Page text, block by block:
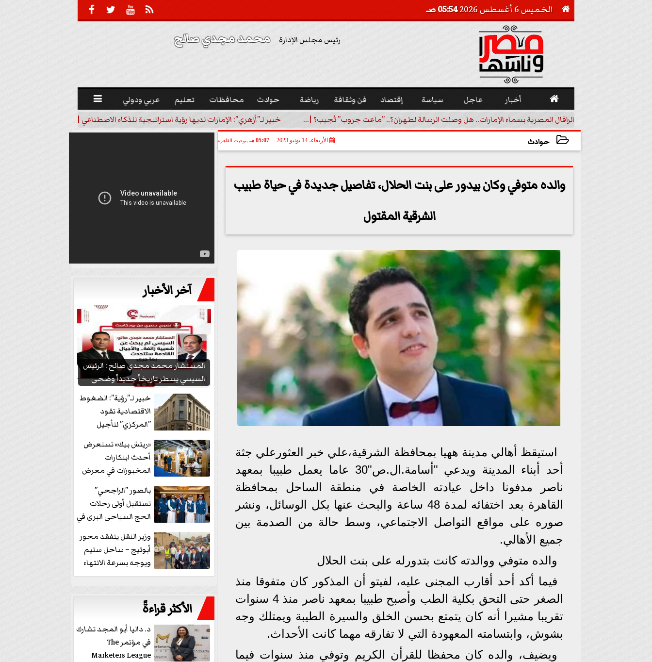
  

 الخميس 6 أغسطس 2026 05:54 صـ
رئيس مجلس الإدارة محمد مجدي صالح
 أخبار عاجل سياسة إقتصاد فن وثقافة رياضة حوادث محافظات تعليم عربي ودولي 
الرافال المصرية بسماء الإمارات.. هل وصلت الرسالة لطهران؟.. ”ماعت جروب” تُجيب؟ |... خبير لـ”أزهري”: الإمارات لديها رؤية استراتيجية للذكاء الاصطناعي | فيديو
حوادث الأربعاء، 14 يونيو 2023 05:07 مـ بتوقيت القاهرة
والده متوفي وكان بيدور على بنت الحلال، تفاصيل جديدة في حياة طبيب
الشرقية المقتول
استيقظ أهالي مدينة ههيا بمحافظة الشرقية،علي خبر العثورعلي جثة
أحد أبناء المدينة ويدعي "أسامة.ال.ص"30 عاما يعمل طبيبا بمعهد
ناصر مدفونا داخل عيادته الخاصة في منطقة الساحل بمحافظة
القاهرة بعد اختفائه لمدة 48 ساعة والبحث عنها بكل الوسائل، ونشر
صوره على مواقع التواصل الاجتماعي، وسط حالة من الصدمة بين
جميع الأهالي.
والده متوفي ووالدته كانت بتدورله على بنت الحلال
فيما أكد أحد أقارب المجنى عليه، لفيتو أن المذكور كان متفوقا منذ
الصغر حتى التحق بكلية الطب وأصبح طبيبا بمعهد ناصر منذ 4 سنوات
تقريبا مشيرا أنه كان يتمتع بحسن الخلق والسيرة الطيبة ويمتلك وجه
بشوش، وابتسامته المعهودة التي لا تفارقه مهما كانت الأحداث.
ويضيف، والده كان محفظا للقرأن الكريم وتوفي منذ سنوات فيما
آخر الأخبار
المستشار محمد مجدي صالح : الرئيس
السيسي يسطر تاريخاً جديداً وضحى
بشعبيته...
خبير لـ”رؤية”: الضغوط
الاقتصادية تقود
”المركزي” لتأجيل
«ريتش بيك» تستعرض
أحدث ابتكارات
المخبوزات في معرض
منتجات...
بالصور ”الراجحي”
تستقبل أولى رحلات
الحج السياحى البرى في
وزير النقل يتفقد محور
أبوتيج – ساحل سليم
ويوجه بسرعة الانتهاء
من...
الأكثر قراءةً
د. داليا أبو المجد تشارك
في مؤتمر The
Marketers League